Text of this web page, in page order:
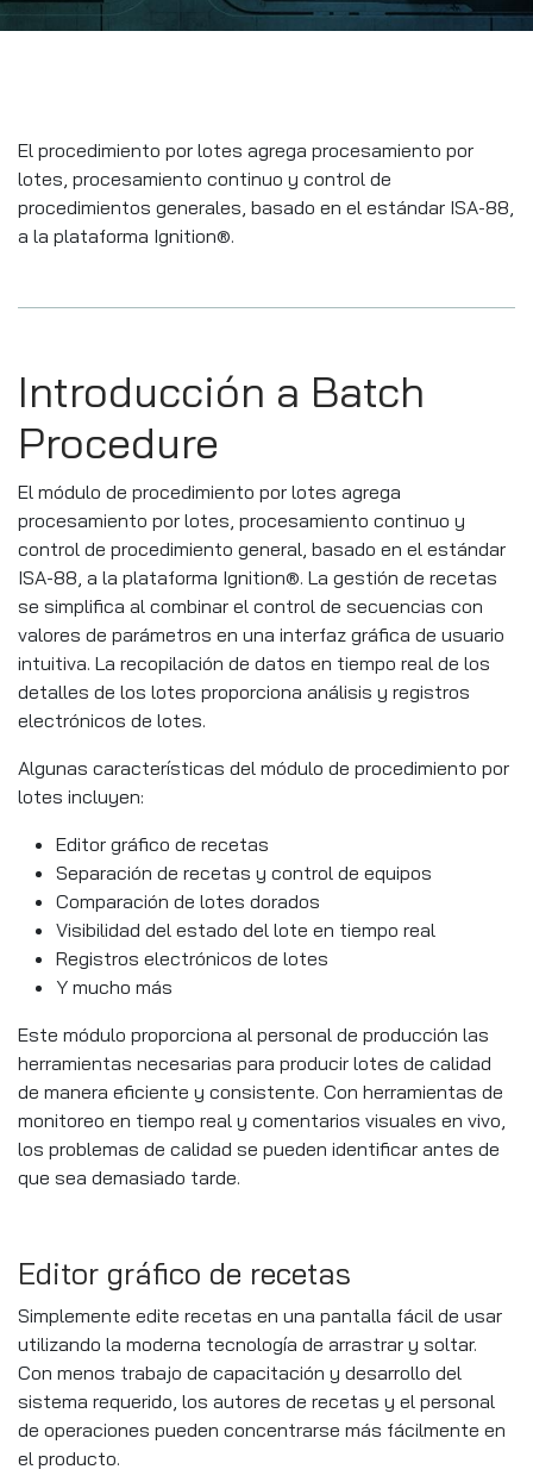
El procedimiento por lotes agrega procesamiento por
lotes, procesamiento continuo y control de
procedimientos generales, basado en el estándar ISA-88,
a la plataforma Ignition®.
Introducción a Batch
Procedure
El módulo de procedimiento por lotes agrega
procesamiento por lotes, procesamiento continuo y
control de procedimiento general, basado en el estándar
ISA-88, a la plataforma Ignition®. La gestión de recetas
se simplifica al combinar el control de secuencias con
valores de parámetros en una interfaz gráfica de usuario
intuitiva. La recopilación de datos en tiempo real de los
detalles de los lotes proporciona análisis y registros
electrónicos de lotes.
Algunas características del módulo de procedimiento por
lotes incluyen:
Editor gráfico de recetas
Separación de recetas y control de equipos
Comparación de lotes dorados
Visibilidad del estado del lote en tiempo real
Registros electrónicos de lotes
Y mucho más
Este módulo proporciona al personal de producción las
herramientas necesarias para producir lotes de calidad
de manera eficiente y consistente. Con herramientas de
monitoreo en tiempo real y comentarios visuales en vivo,
los problemas de calidad se pueden identificar antes de
que sea demasiado tarde.
Editor gráfico de recetas
Simplemente edite recetas en una pantalla fácil de usar
utilizando la moderna tecnología de arrastrar y soltar.
Con menos trabajo de capacitación y desarrollo del
sistema requerido, los autores de recetas y el personal
de operaciones pueden concentrarse más fácilmente en
el producto.